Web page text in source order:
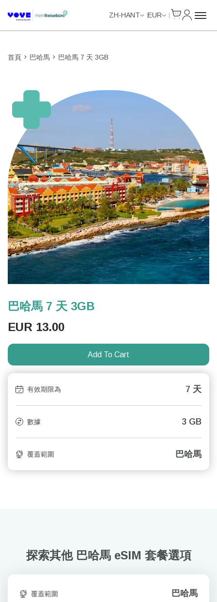
ZH-HANT EUR
首頁 巴哈馬 巴哈馬 7 天 3GB
巴哈馬 7 天 3GB
EUR 13.00
Add To Cart
有效期限為 7 天
數據 3 GB
覆蓋範圍 巴哈馬
探索其他 巴哈馬 eSIM 套餐選項
覆蓋範圍 巴哈馬